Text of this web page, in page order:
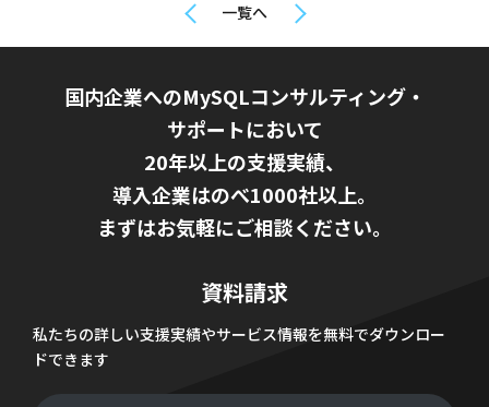
一覧へ
国内企業へのMySQLコンサルティング・
サポートにおいて
20年以上の支援実績、
導入企業はのべ1000社以上。
まずはお気軽にご相談ください。
資料請求
私たちの詳しい支援実績やサービス情報を無料でダウンロー
ドできます